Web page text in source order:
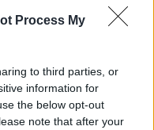
Process My
to third parties, or
information for
the below opt-out
note that after your